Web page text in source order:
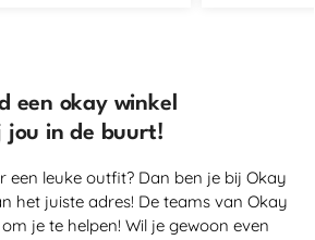
een okay winkel
jou in de buurt!
een leuke outfit? Dan ben je bij Okay
het juiste adres! De teams van Okay
je te helpen! Wil je gewoon even